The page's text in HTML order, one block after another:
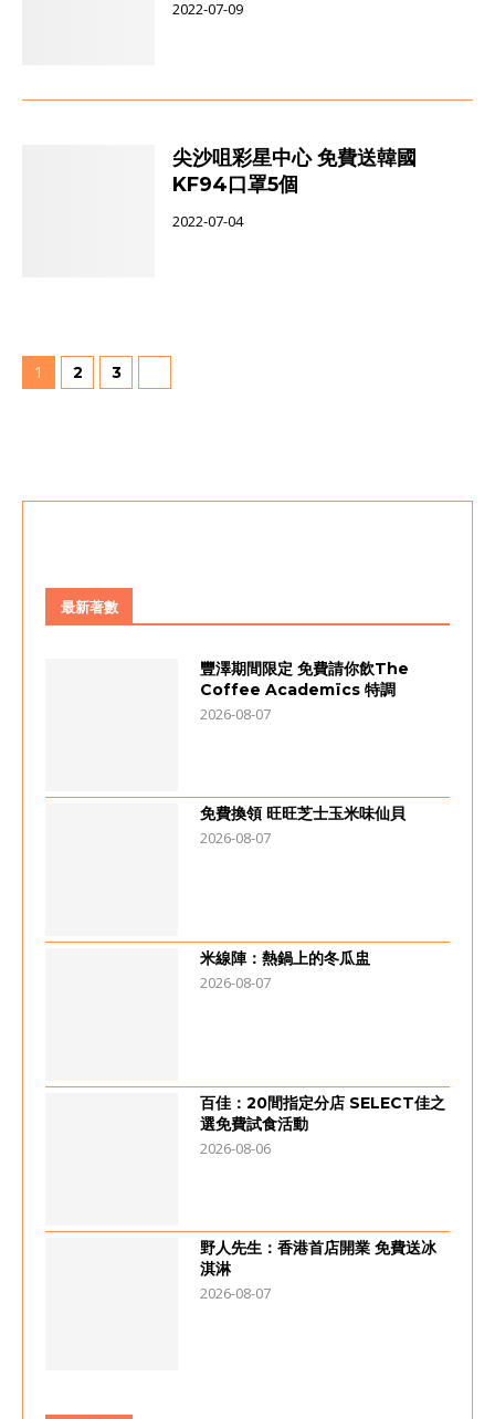
2022-07-09
尖沙咀彩星中心 免費送韓國
KF94口罩5個
2022-07-04
1 2 3
最新著數
豐澤期間限定 免費請你飲The
Coffee Academïcs 特調
2026-08-07
免費換領 旺旺芝士玉米味仙貝
2026-08-07
米線陣：熱鍋上的冬瓜盅
2026-08-07
百佳：20間指定分店 SELECT佳之
選免費試食活動
2026-08-06
野人先生：香港首店開業 免費送冰
淇淋
2026-08-07